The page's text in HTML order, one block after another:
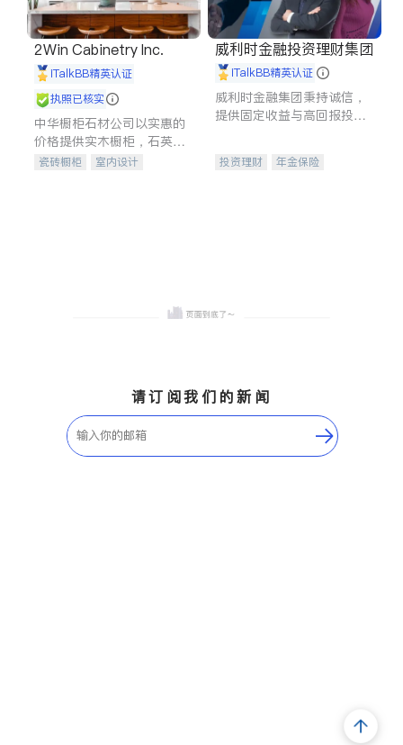
2Win Cabinetry Inc.
iTalkBB精英认证
执照已核实
中华橱柜石材公司以实惠的
价格提供实木橱柜，石英石
台面，多种优质不锈钢水
瓷砖橱柜
室内设计
威利时金融投资理财集团
iTalkBB精英认证
威利时金融集团秉持诚信，
提供固定收益与高回报投资
合，助力客户实现目标
投资理财
年金保险
请订阅我们的新闻